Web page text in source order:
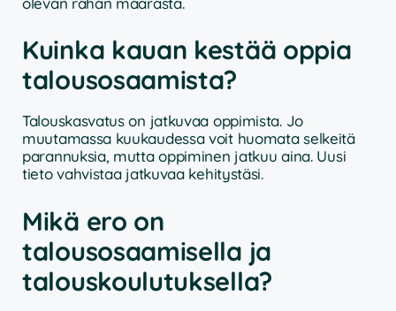
Kuinka kauan kestää oppia
talousosaamista?
Talouskasvatus on jatkuvaa oppimista. Jo
muutamassa kuukaudessa voit huomata selkeitä
parannuksia, mutta oppiminen jatkuu aina. Uusi
tieto vahvistaa jatkuvaa kehitystäsi.
Mikä ero on
talousosaamisella ja
talouskoulutuksella?